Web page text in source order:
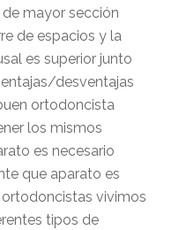
mayor sección
de espacios y la
es superior junto
desventajas
ortodoncista
los mismos
es necesario
que aparato es
vivimos
tipos de